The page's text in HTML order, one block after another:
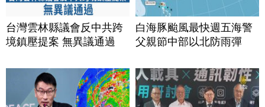
台灣雲林縣議會反中共跨
境鎮壓提案 無異議通過
白海豚颱風最快週五海警
父親節中部以北防雨彈